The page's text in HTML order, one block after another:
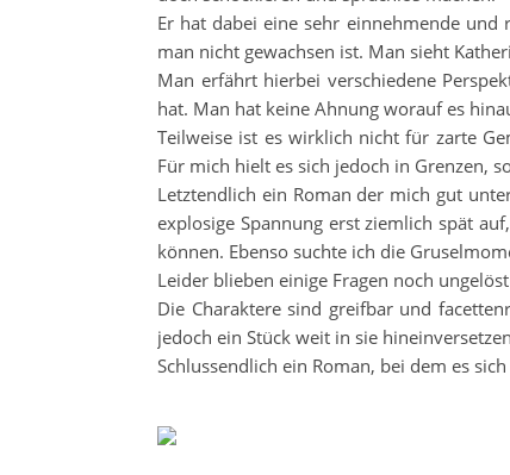
Er hat dabei eine sehr einnehmende
man nicht gewachsen ist. Man sieht
Man erfährt hierbei verschiedene
hat. Man hat keine Ahnung worauf es
Teilweise ist es wirklich nicht für zarte
Für mich hielt es sich jedoch in Grenzen,
Letztendlich ein Roman der mich gut
explosige Spannung erst ziemlich spät
können. Ebenso suchte ich die
Leider blieben einige Fragen noch
Die Charaktere sind greifbar und
jedoch ein Stück weit in sie
Schlussendlich ein Roman, bei dem es